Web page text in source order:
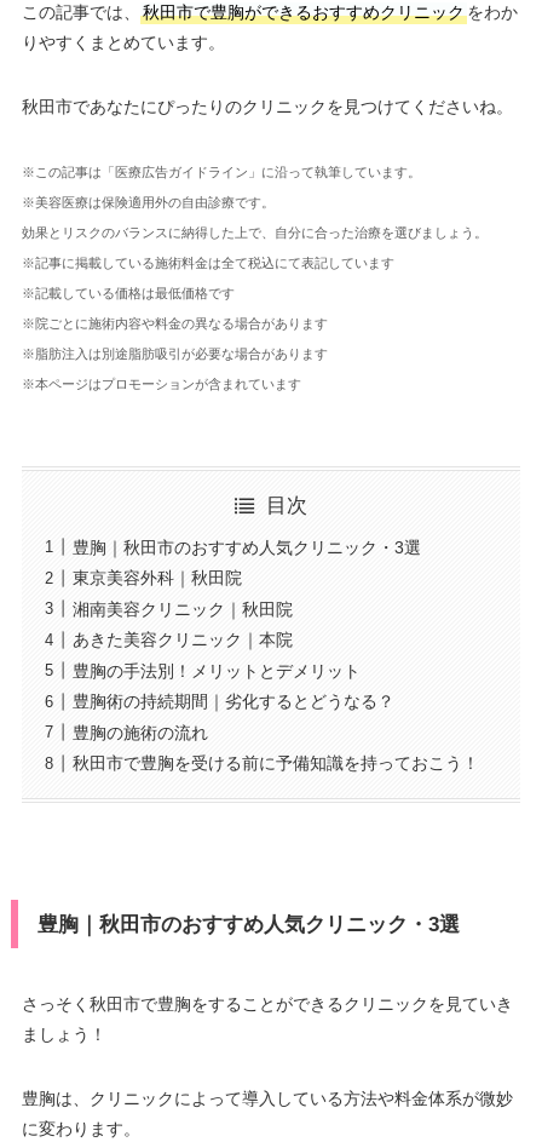
この記事では、 秋田市で豊胸ができるおすすめクリニックをわか
りやすくまとめています。
秋田市であなたにぴったりのクリニックを見つけてくださいね。
※この記事は「医療広告ガイドライン」に沿って執筆しています。
※美容医療は保険適用外の自由診療です。
効果とリスクのバランスに納得した上で、自分に合った治療を選びましょう。
※記事に掲載している施術料金は全て税込にて表記しています
※記載している価格は最低価格です
※院ごとに施術内容や料金の異なる場合があります
※脂肪注入は別途脂肪吸引が必要な場合があります
※本ページはプロモーションが含まれています
目次
豊胸｜秋田市のおすすめ人気クリニック・3選
東京美容外科｜秋田院
湘南美容クリニック｜秋田院
あきた美容クリニック｜本院
豊胸の手法別！メリットとデメリット
豊胸術の持続期間｜劣化するとどうなる？
豊胸の施術の流れ
秋田市で豊胸を受ける前に予備知識を持っておこう！
豊胸｜秋田市のおすすめ人気クリニック・3選
さっそく秋田市で豊胸をすることができるクリニックを見ていき
ましょう！
豊胸は、クリニックによって導入している方法や料金体系が微妙
に変わります。